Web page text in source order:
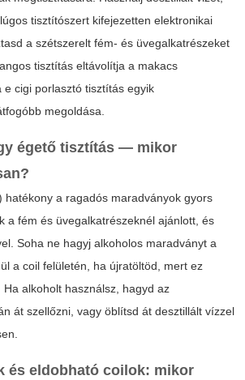
tisztítószert kifejezetten elektronikai
a szétszerelt fém- és üvegalkatrészeket
tisztítás eltávolítja a makacs
e cigi porlasztó tisztítás egyik
megoldása.
égető tisztítás — mikor
hatékony a ragadós maradványok gyors
a fém és üvegalkatrészeknél ajánlott, és
Soha ne hagyj alkoholos maradványt a
a coil felületén, ha újratöltöd, mert ez
alkoholt használsz, hagyd az
át szellőzni, vagy öblítsd át desztillált vízzel
és eldobható coilok: mikor